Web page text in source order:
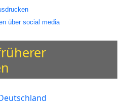
über social media